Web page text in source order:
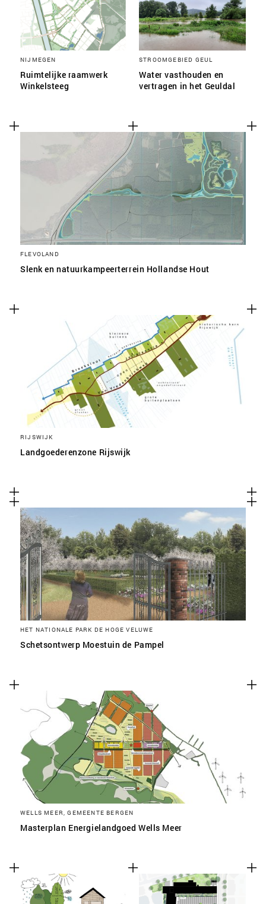
NIJMEGEN
Ruimtelijke raamwerk
Winkelsteeg
STROOMGEBIED GEUL
Water vasthouden en
vertragen in het Geuldal
FLEVOLAND
Slenk en natuurkampeerterrein Hollandse Hout
RIJSWIJK
Landgoederenzone Rijswijk
HET NATIONALE PARK DE HOGE VELUWE
Schetsontwerp Moestuin de Pampel
WELLS MEER, GEMEENTE BERGEN
Masterplan Energielandgoed Wells Meer